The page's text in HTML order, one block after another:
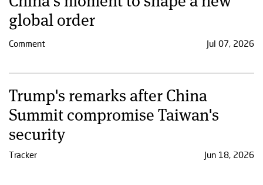
global order
Comment Jul 07, 2026
Trump's remarks after China
Summit compromise Taiwan's
security
Tracker Jun 18, 2026